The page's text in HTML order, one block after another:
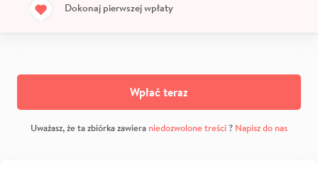
Dokonaj pierwszej wpłaty
Wpłać teraz
Uważasz, że ta zbiórka zawiera niedozwolone treści? Napisz do nas